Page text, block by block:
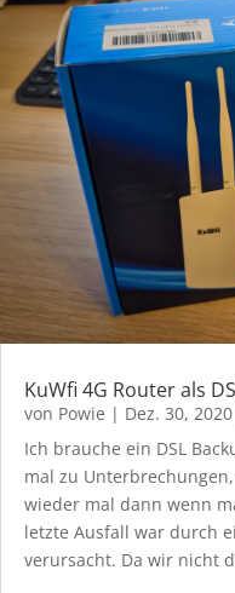
KuWfi 4G Router als
von Powie | Dez. 30, 2020
Ich brauche ein DSL
mal zu
wieder mal dann wenn
letzte Ausfall war durch
verursacht. Da wir nicht